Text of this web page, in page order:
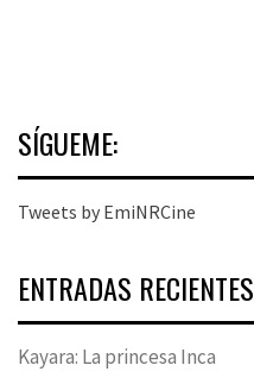
SÍGUEME:
Tweets by EmiNRCine
ENTRADAS RECIENTES
Kayara: La princesa Inca